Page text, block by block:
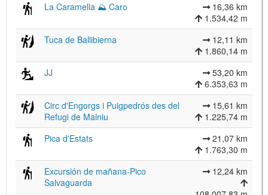
La Caramella ⛰ Caro
16,36 km
1.534,42 m
Tuca de Ballibierna
12,11 km
1.860,14 m
JJ
53,20 km
6.353,63 m
Circ d'Engorgs i Puigpedrós des del
Refugi de Malniu
15,61 km
1.225,74 m
Pica d'Estats
21,07 km
1.763,30 m
Excursión de mañana-Pico
Salvaguarda
12,24 km